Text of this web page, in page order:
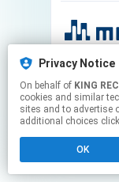
Click
Privacy Notice
On behalf of KING
cookies and similar
sites and to advertise
additional choices
OK